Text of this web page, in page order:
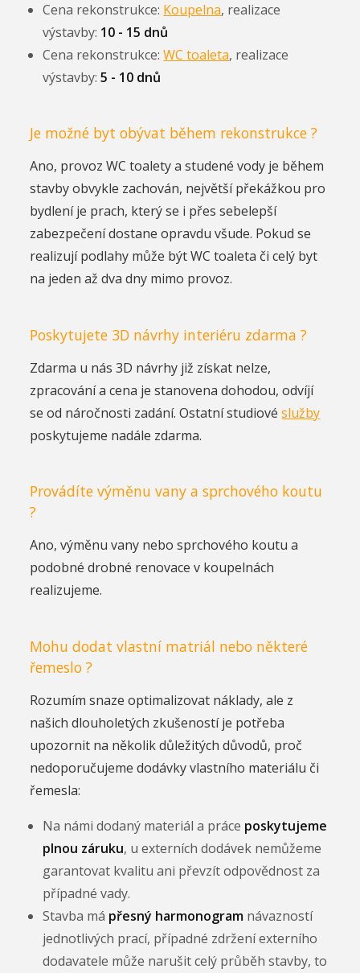
Cena rekonstrukce: Koupelna, realizace
výstavby: 10 - 15 dnů
Cena rekonstrukce:WC toaleta, realizace
výstavby:5 - 10 dnů
Je možné byt obývat během rekonstrukce ?
Ano, provoz WC toalety a studené vody je během
stavby obvykle zachován, největší překážkou pro
bydlení je prach, který se i přes sebelepší
zabezpečení dostane opravdu všude. Pokud se
realizují podlahy může být WC toaleta či celý byt
na jeden až dva dny mimo provoz.
Poskytujete 3D návrhy interiéru zdarma ?
Zdarma u nás 3D návrhy již získat nelze,
zpracování a cena je stanovena dohodou, odvíjí
se od náročnosti zadání. Ostatní studiovéslužby
poskytujeme nadále zdarma.
Provádíte výměnu vany a sprchového koutu
?
Ano, výměnu vany nebo sprchového koutu a
podobné drobné renovace v koupelnách
realizujeme.
Mohu dodat vlastní matriál nebo některé
řemeslo ?
Rozumím snaze optimalizovat náklady, ale z
našich dlouholetých zkušeností je potřeba
upozornit na několik důležitých důvodů, proč
nedoporučujeme dodávky vlastního materiálu či
řemesla:
Na námi dodaný materiál a práce poskytujeme
plnou záruku, u externích dodávek nemůžeme
garantovat kvalitu ani převzít odpovědnost za
případné vady.
Stavba má přesný harmonogram návazností
jednotlivých prací, případné zdržení externího
dodavatele může narušit celý průběh stavby, to